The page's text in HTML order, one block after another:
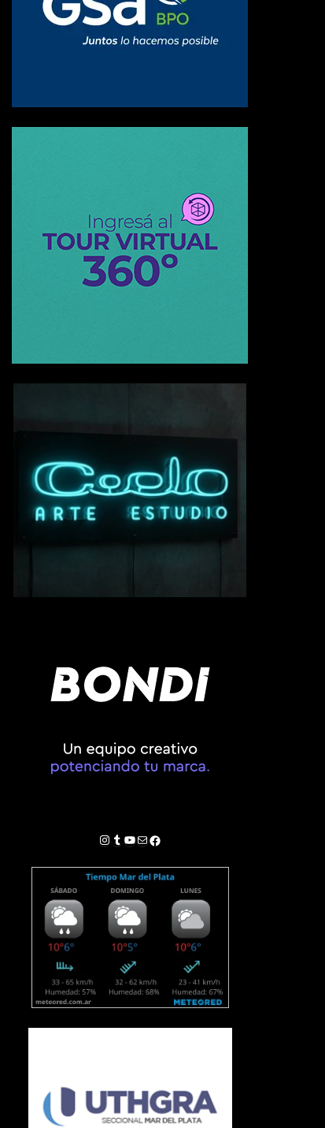
Instagram
Tumblr
YouTube
Correo electrónico
Facebook